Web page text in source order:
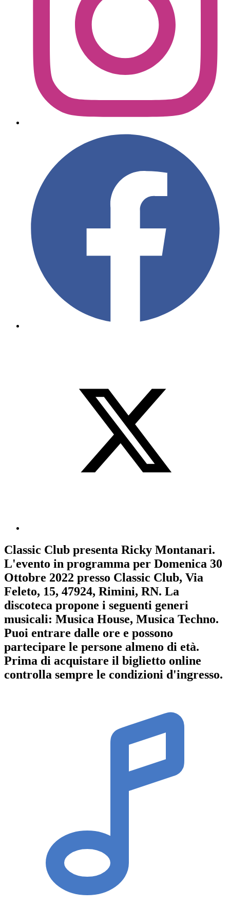
Classic Club presenta Ricky Montanari.
L'evento in programma per Domenica 30
Ottobre 2022 presso Classic Club, Via
Feleto, 15, 47924, Rimini, RN. La
discoteca propone i seguenti generi
musicali: Musica House, Musica Techno.
Puoi entrare dalle ore e possono
partecipare le persone almeno di età.
Prima di acquistare il biglietto online
controlla sempre le condizioni d'ingresso.